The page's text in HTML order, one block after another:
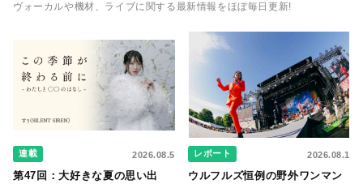
ヴォーカルや機材、ライブに関する最新情報をほぼ毎日更新!
連載 2026.08.5
第47回：大好きな夏の思い出
レポート 2026.08.1
ウルフルズ恒例の野外ワンマン